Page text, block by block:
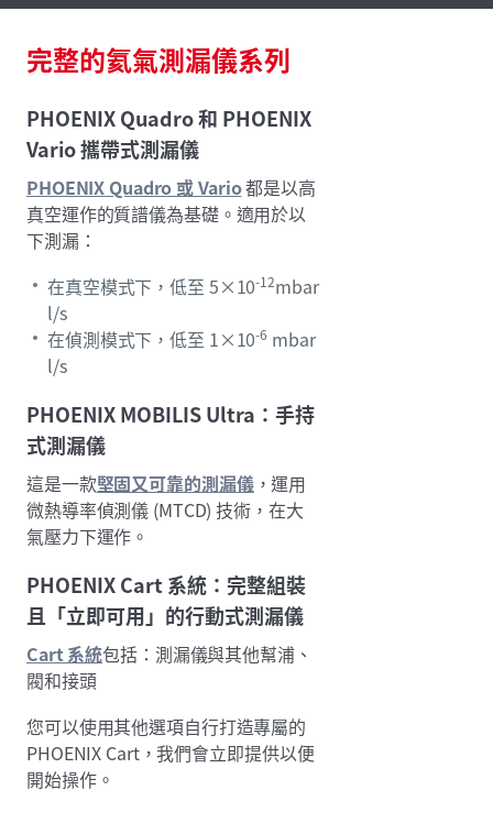
完整的氦氣測漏儀系列
PHOENIX Quadro 和 PHOENIX
Vario 攜帶式測漏儀
PHOENIX Quadro 或 Vario都是以高
真空運作的質譜儀為基礎。適用於以
下測漏：
在真空模式下，低至 5×10-12mbar
l/s
在偵測模式下，低至 1×10-6 mbar
l/s
PHOENIX MOBILIS Ultra：手持
式測漏儀
這是一款堅固又可靠的測漏儀，運用
微熱導率偵測儀 (MTCD) 技術，在大
氣壓力下運作。
PHOENIX Cart 系統：完整組裝
且「立即可用」的行動式測漏儀
Cart 系統包括：測漏儀與其他幫浦、
閥和接頭
您可以使用其他選項自行打造專屬的
PHOENIX Cart，我們會立即提供以便
開始操作。